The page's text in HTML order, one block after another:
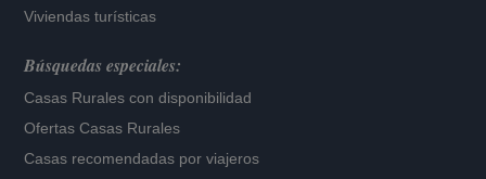
Viviendas turísticas
Búsquedas especiales:
Casas Rurales con disponibilidad
Ofertas Casas Rurales
Casas recomendadas por viajeros